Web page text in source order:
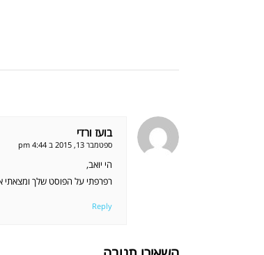
בועז ורדי
אומר:
ספטמבר 13, 2015 ב 4:44 pm
הי יואב,
רפרפתי על הפוסט שלך ומצאתי
Reply